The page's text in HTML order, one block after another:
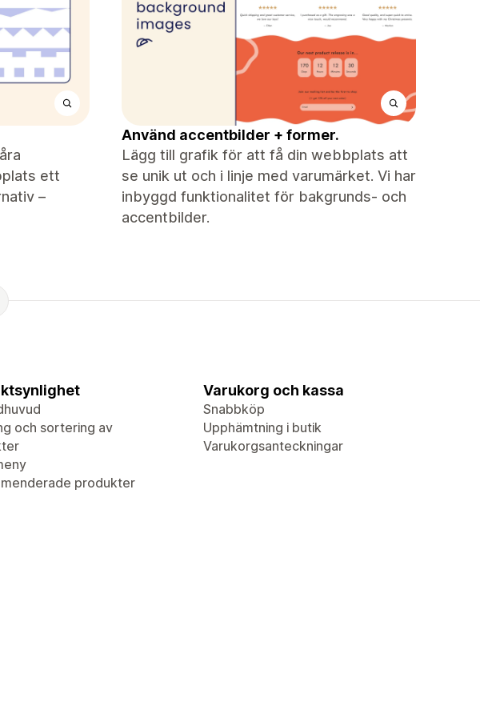
ett
–
Använd accentbilder + former.
Lägg till grafik för att få din webbplats att
se unik ut och i linje med varumärket. Vi har
inbyggd funktionalitet för bakgrunds- och
accentbilder.
och sortering av
produkter
Varukorg och kassa
Snabbköp
Upphämtning i butik
Varukorgsanteckningar